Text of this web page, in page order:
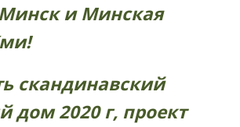
и Минская
скандинавский
дом 2020 г, проект